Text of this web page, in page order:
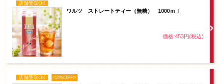
店舗受取OK
ワルツ ストレートティー（無糖） 1000ｍｌ
価格:453円(税込)
店舗受取OK <2%OFF>